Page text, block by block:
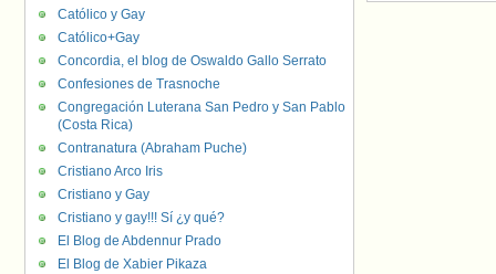
Católico y Gay
Católico+Gay
Concordia, el blog de Oswaldo Gallo Serrato
Confesiones de Trasnoche
Congregación Luterana San Pedro y San Pablo
(Costa Rica)
Contranatura (Abraham Puche)
Cristiano Arco Iris
Cristiano y Gay
Cristiano y gay!!! Sí ¿y qué?
El Blog de Abdennur Prado
El Blog de Xabier Pikaza